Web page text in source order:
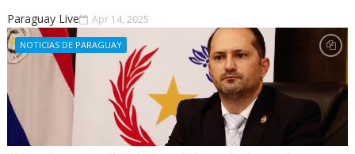
Paraguay Live Apr 14, 2025
NOTICIAS DE PARAGUAY